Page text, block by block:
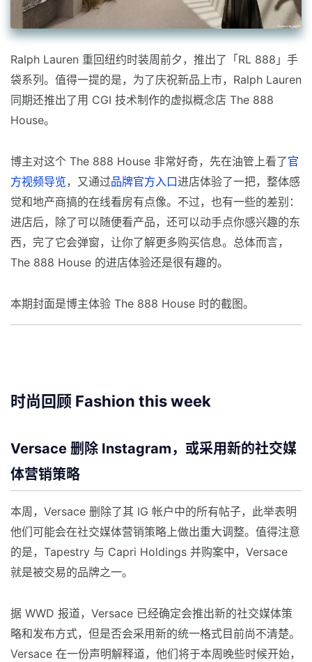
Ralph Lauren 重回纽约时装周前夕，推出了「RL 888」手
袋系列。值得一提的是，为了庆祝新品上市，Ralph Lauren
同期还推出了用 CGI 技术制作的虚拟概念店 The 888
House。
博主对这个 The 888 House 非常好奇，先在油管上看了官
方视频导览，又通过品牌官方入口进店体验了一把，整体感
觉和地产商搞的在线看房有点像。不过，也有一些的差别：
进店后，除了可以随便看产品，还可以动手点你感兴趣的东
西，完了它会弹窗，让你了解更多购买信息。总体而言，
The 888 House 的进店体验还是很有趣的。
本期封面是博主体验 The 888 House 时的截图。
时尚回顾 Fashion this week
Versace 删除 Instagram，或采用新的社交媒
体营销策略
本周，Versace 删除了其 IG 帐户中的所有帖子，此举表明
他们可能会在社交媒体营销策略上做出重大调整。值得注意
的是，Tapestry 与 Capri Holdings 并购案中，Versace
就是被交易的品牌之一。
据 WWD 报道，Versace 已经确定会推出新的社交媒体策
略和发布方式，但是否会采用新的统一格式目前尚不清楚。
Versace 在一份声明解释道，他们将于本周晚些时候开始，